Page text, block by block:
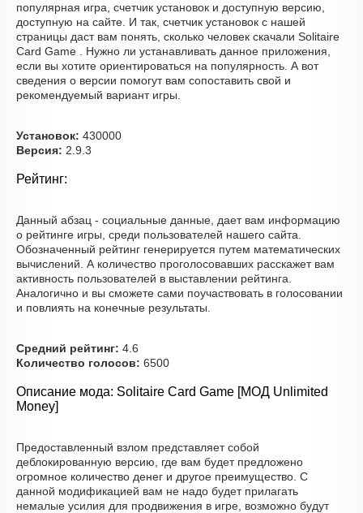
популярная игра, счетчик установок и доступную версию,
доступную на сайте. И так, счетчик установок с нашей
страницы даст вам понять, сколько человек скачали Solitaire
Card Game . Нужно ли устанавливать данное приложения,
если вы хотите ориентироваться на популярность. А вот
сведения о версии помогут вам сопоставить свой и
рекомендуемый вариант игры.
Установок: 430000
Версия: 2.9.3
Рейтинг:
Данный абзац - социальные данные, дает вам информацию
о рейтинге игры, среди пользователей нашего сайта.
Обозначенный рейтинг генерируется путем математических
вычислений. А количество проголосовавших расскажет вам
активность пользователей в выставлении рейтинга.
Аналогично и вы сможете сами поучаствовать в голосовании
и повлиять на конечные результаты.
Средний рейтинг: 4.6
Количество голосов: 6500
Описание мода: Solitaire Card Game [МОД Unlimited
Money]
Предоставленный взлом представляет собой
деблокированную версию, где вам будет предложено
огромное количество денег и другое преимущество. С
данной модификацией вам не надо будет прилагать
немалые усилия для продвижения в игре, возможно будут